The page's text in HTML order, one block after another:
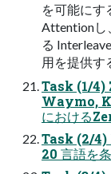
を可能にす
Attentionし
る
⽤を提供す
Task (1/4)
Waymo,
における
Task (2/
20 ⾔語を